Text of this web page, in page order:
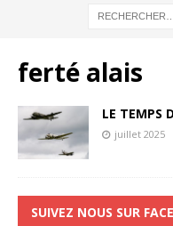
ferté alais
LE TEMPS
juillet 2025
SUIVEZ NOUS SUR